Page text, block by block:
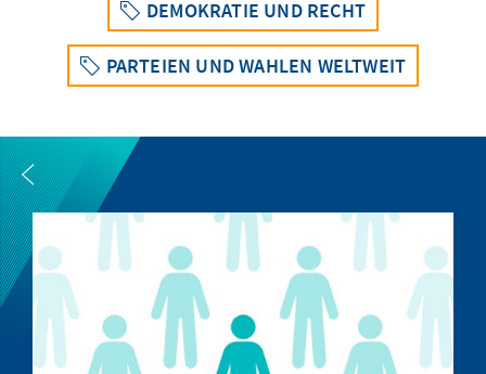
DEMOKRATIE UND RECHT
PARTEIEN UND WAHLEN WELTWEIT